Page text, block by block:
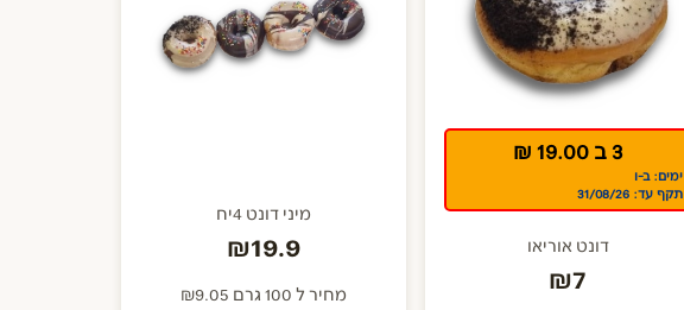
3 ב 19.00 ₪
ימים: ב-ו
תקף עד: 31/08/26
דונט אוריאו
₪7
מיני דונט 4יח
₪19.9
מחיר ל 100 גרם ₪9.05